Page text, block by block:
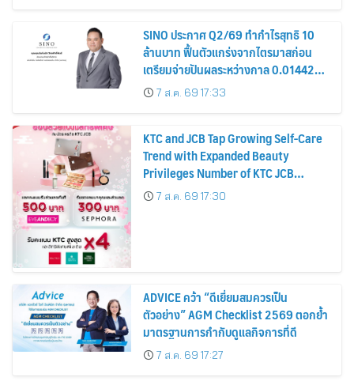
SINO ประกาศ Q2/69 ทำกำไรสุทธิ 10
ล้านบาท ฟื้นตัวแกร่งจากไตรมาสก่อน
เตรียมจ่ายปันผลระหว่างกาล 0.014423
บาทต่อหุ้น ครึ่งปีหลังมุ่งเติบโตต่อเนื่อง
7 ส.ค. 69 17:33
KTC and JCB Tap Growing Self-Care
Trend with Expanded Beauty
Privileges Number of KTC JCB
Cardmembers Spending on
Cosmetics Rises 26%
7 ส.ค. 69 17:30
ADVICE คว้า “ดีเยี่ยมสมควรเป็น
ตัวอย่าง” AGM Checklist 2569 ตอกย้ำ
มาตรฐานการกำกับดูแลกิจการที่ดี
7 ส.ค. 69 17:27